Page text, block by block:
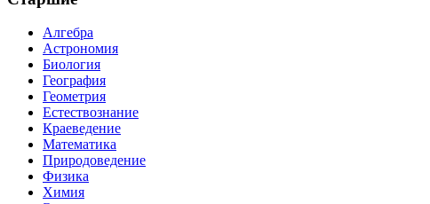
Алгебра
Астрономия
Биология
География
Геометрия
Естествознание
Краеведение
Математика
Природоведение
Физика
Химия